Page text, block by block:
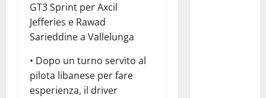
GT3 Sprint per Axcil
Jefferies e Rawad
Sarieddine a Vallelunga
• Dopo un turno servito al
pilota libanese per fare
esperienza, il driver